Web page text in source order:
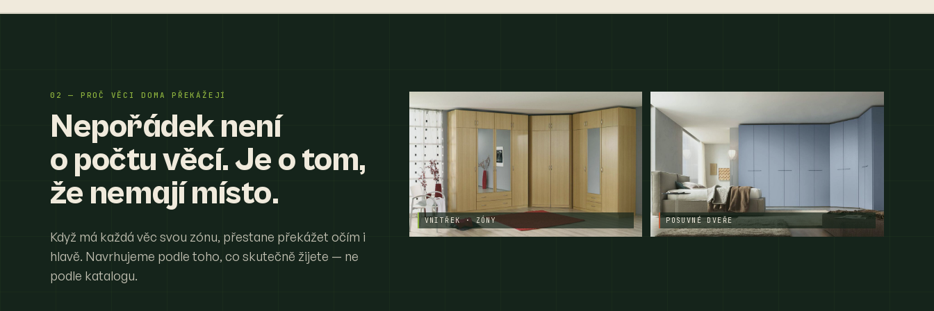
02 — PROČ VĚCI DOMA PŘEKÁŽEJÍ
Nepořádek není
o počtu věcí. Je o tom,
že nemají místo.
Když má každá věc svou zónu, přestane překážet očím i
hlavě. Navrhujeme podle toho, co skutečně žijete — ne
podle katalogu.
VNITŘEK · ZÓNY POSUVNÉ DVEŘE